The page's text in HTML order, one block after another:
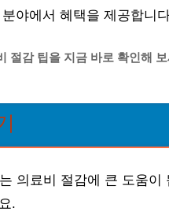
야에서 혜택을 제공합니
절감 팁을 지금 바로 확인해
의료비 절감에 큰 도움이
.